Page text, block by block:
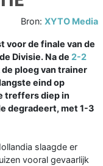
Bron: XYTO Media
voor de finale van de
Divisie. Na de 2-2
ploeg van trainer
eind op
treffers diep in
degradeert, met 1-3
slaagde er
vooral gevaarlijk